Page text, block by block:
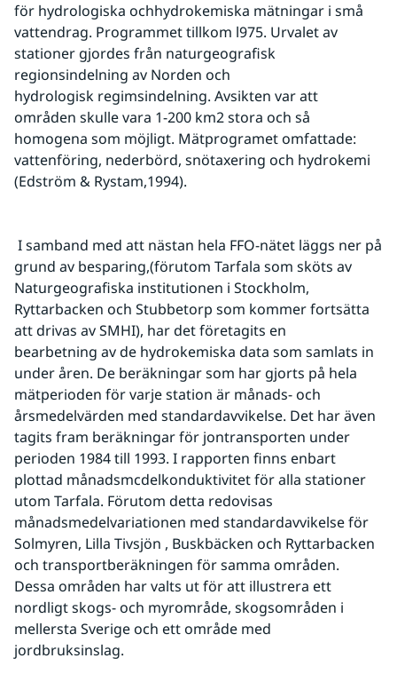
för hydrologiska ochhydrokemiska mätningar i små
vattendrag. Programmet tillkom l975. Urvalet av
stationer gjordes från naturgeografisk
regionsindelning av Norden och
hydrologisk regimsindelning. Avsikten var att
områden skulle vara 1-200 km2 stora och så
homogena som möjligt. Mätprogramet omfattade:
vattenföring, nederbörd, snötaxering och hydrokemi
(Edström & Rystam,1994).
grund av besparing,(förutom Tarfala som sköts av
Naturgeografiska institutionen i Stockholm,
Ryttarbacken och Stubbetorp som kommer fortsätta
att drivas av SMHI), har det företagits en
bearbetning av de hydrokemiska data som samlats in
under åren. De beräkningar som har gjorts på hela
mätperioden för varje station är månads- och
årsmedelvärden med standardavvikelse. Det har även
tagits fram beräkningar för jontransporten under
perioden 1984 till 1993. I rapporten finns enbart
plottad månadsmcdelkonduktivitet för alla stationer
utom Tarfala. Förutom detta redovisas
månadsmedelvariationen med standardavvikelse för
Solmyren, Lilla Tivsjön , Buskbäcken och Ryttarbacken
och transportberäkningen för samma områden.
Dessa områden har valts ut för att illustrera ett
nordligt skogs- och myrområde, skogsområden i
mellersta Sverige och ett område med
jordbruksinslag.